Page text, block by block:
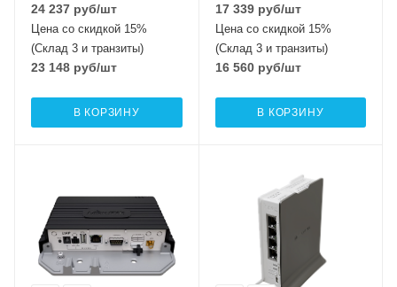
24 237 руб/шт
Цена со скидкой 15%
(Склад 3 и транзиты)
23 148 руб/шт
В КОРЗИНУ
17 339руб/шт
Цена со скидкой 15%
(Склад 3 и транзиты)
16 560руб/шт
В КОРЗИНУ
Один LTE7
Проводные,
оптические
интерфейсы
Один 2G / 3G / LTE6
Проводные,
оптические
интерфейсы
4xGigabit